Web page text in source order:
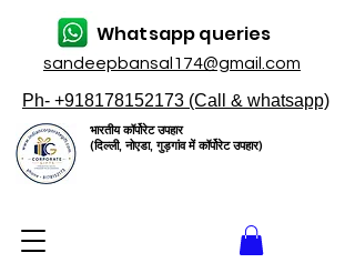
sandeepbansal174@gmail.com
Whatsapp queries
Ph- +918178152173 (Call & whatsapp)
भारतीय कॉर्पोरेट उपहार
(दिल्ली, नोएडा, गुड़गांव में कॉर्पोरेट उपहार)